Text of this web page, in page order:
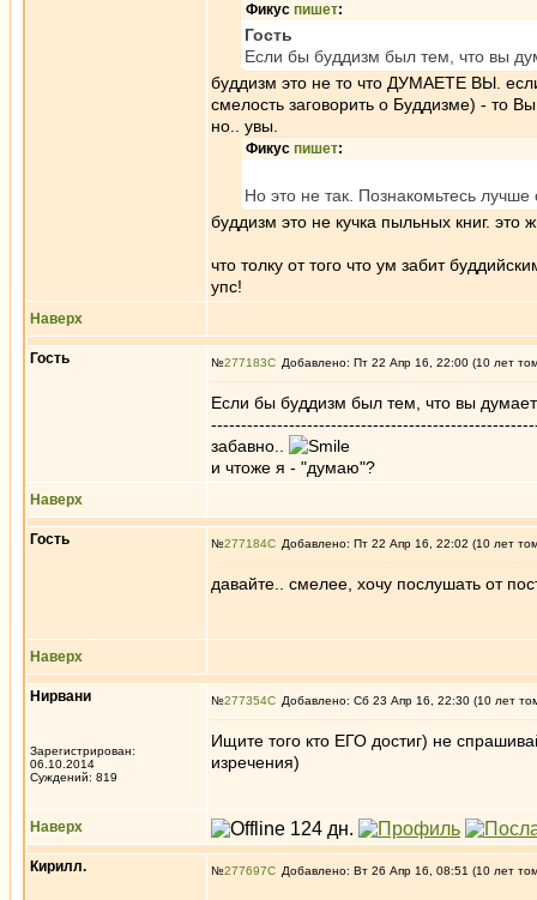
Фикус пишет:
Гость
Если бы буддизм был тем, что вы
буддизм это не то что ДУМАЕТЕ ВЫ.
смелость заговорить о Буддизме) - то
но.. увы.
Фикус пишет:
Но это не так. Познакомьтесь
буддизм это не кучка пыльных книг. это
что толку от того что ум забит
упс!
Наверх
Гость №277183 Добавлено: Пт 22 Апр 16, 22:00 (10 лет
Если бы буддизм был тем, что вы
забавно..
и чтоже я - "думаю"?
Наверх
Гость №277184 Добавлено: Пт 22 Апр 16, 22:02 (10 лет
давайте.. смелее, хочу послушать от
Наверх
Нирвани
Зарегистрирован:
06.10.2014
Суждений: 819
№277354 Добавлено: Сб 23 Апр 16, 22:30 (10 лет
Ищите того кто ЕГО достиг) не
изречения)
Наверх
Кирилл. №277697 Добавлено: Вт 26 Апр 16, 08:51 (10 лет